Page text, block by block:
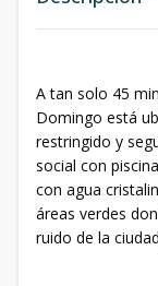
A tan solo 45
Domingo está
restringido y
social con
con agua
áreas verdes
ruido de la